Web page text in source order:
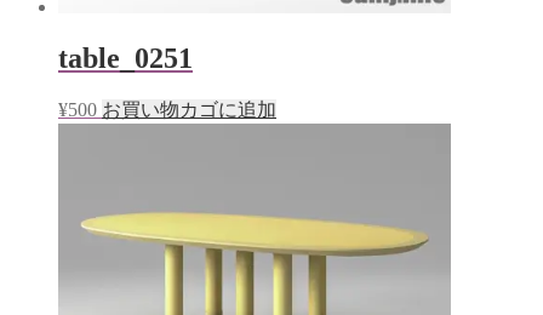
table_0251
¥500 お買い物カゴに追加